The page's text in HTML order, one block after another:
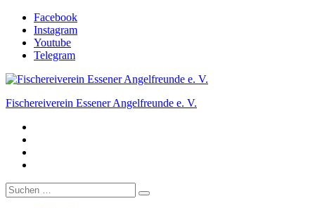
Zum
Inhalt
springen
Facebook
Instagram
Youtube
Telegram
Fischereiverein Essener Angelfreunde e. V.
Der Angelverein in Essen.
Suche
nach: